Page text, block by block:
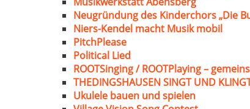
Neugründung des Kinderchors „Die
Niers-Kendel macht Musik mobil
PitchPlease
Political Lied
ROOTSinging / ROOTPlaying –
THEDINGSHAUSEN SINGT UND
Ukulele bauen und spielen